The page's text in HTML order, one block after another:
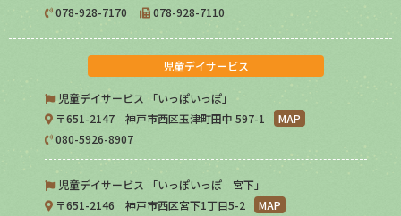
078-928-7170
078-928-7110
児童デイサービス
児童デイサービス 「いっぽいっぽ」
〒651-2147 神戸市西区玉津町田中 597-1
MAP
080-5926-8907
児童デイサービス 「いっぽいっぽ 宮下」
〒651-2146 神戸市西区宮下1丁目5-2
MAP